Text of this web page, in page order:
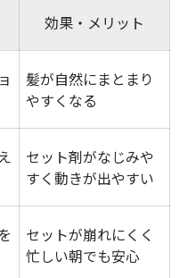
効果・メリット
髪が自然にまとまり
やすくなる
セット剤がなじみや
すく動きが出やすい
セットが崩れにくく
忙しい朝でも安心